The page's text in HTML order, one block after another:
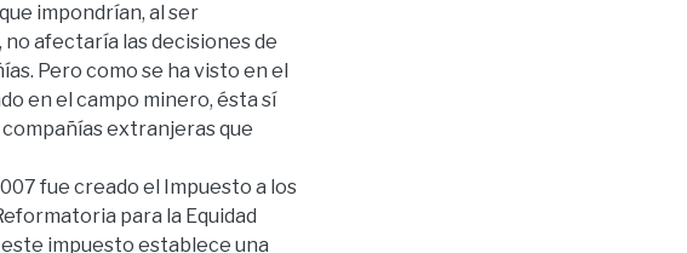
impondrían, al ser
afectaría las decisiones de
Pero como se ha visto en el
en el campo minero, ésta sí
extranjeras que
fue creado el Impuesto a los
para la Equidad
impuesto establece una